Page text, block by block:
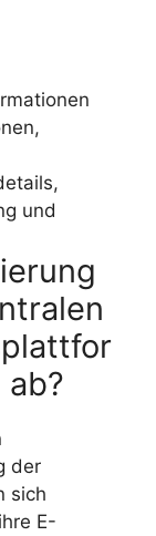
und
ab?
der
sich
E-